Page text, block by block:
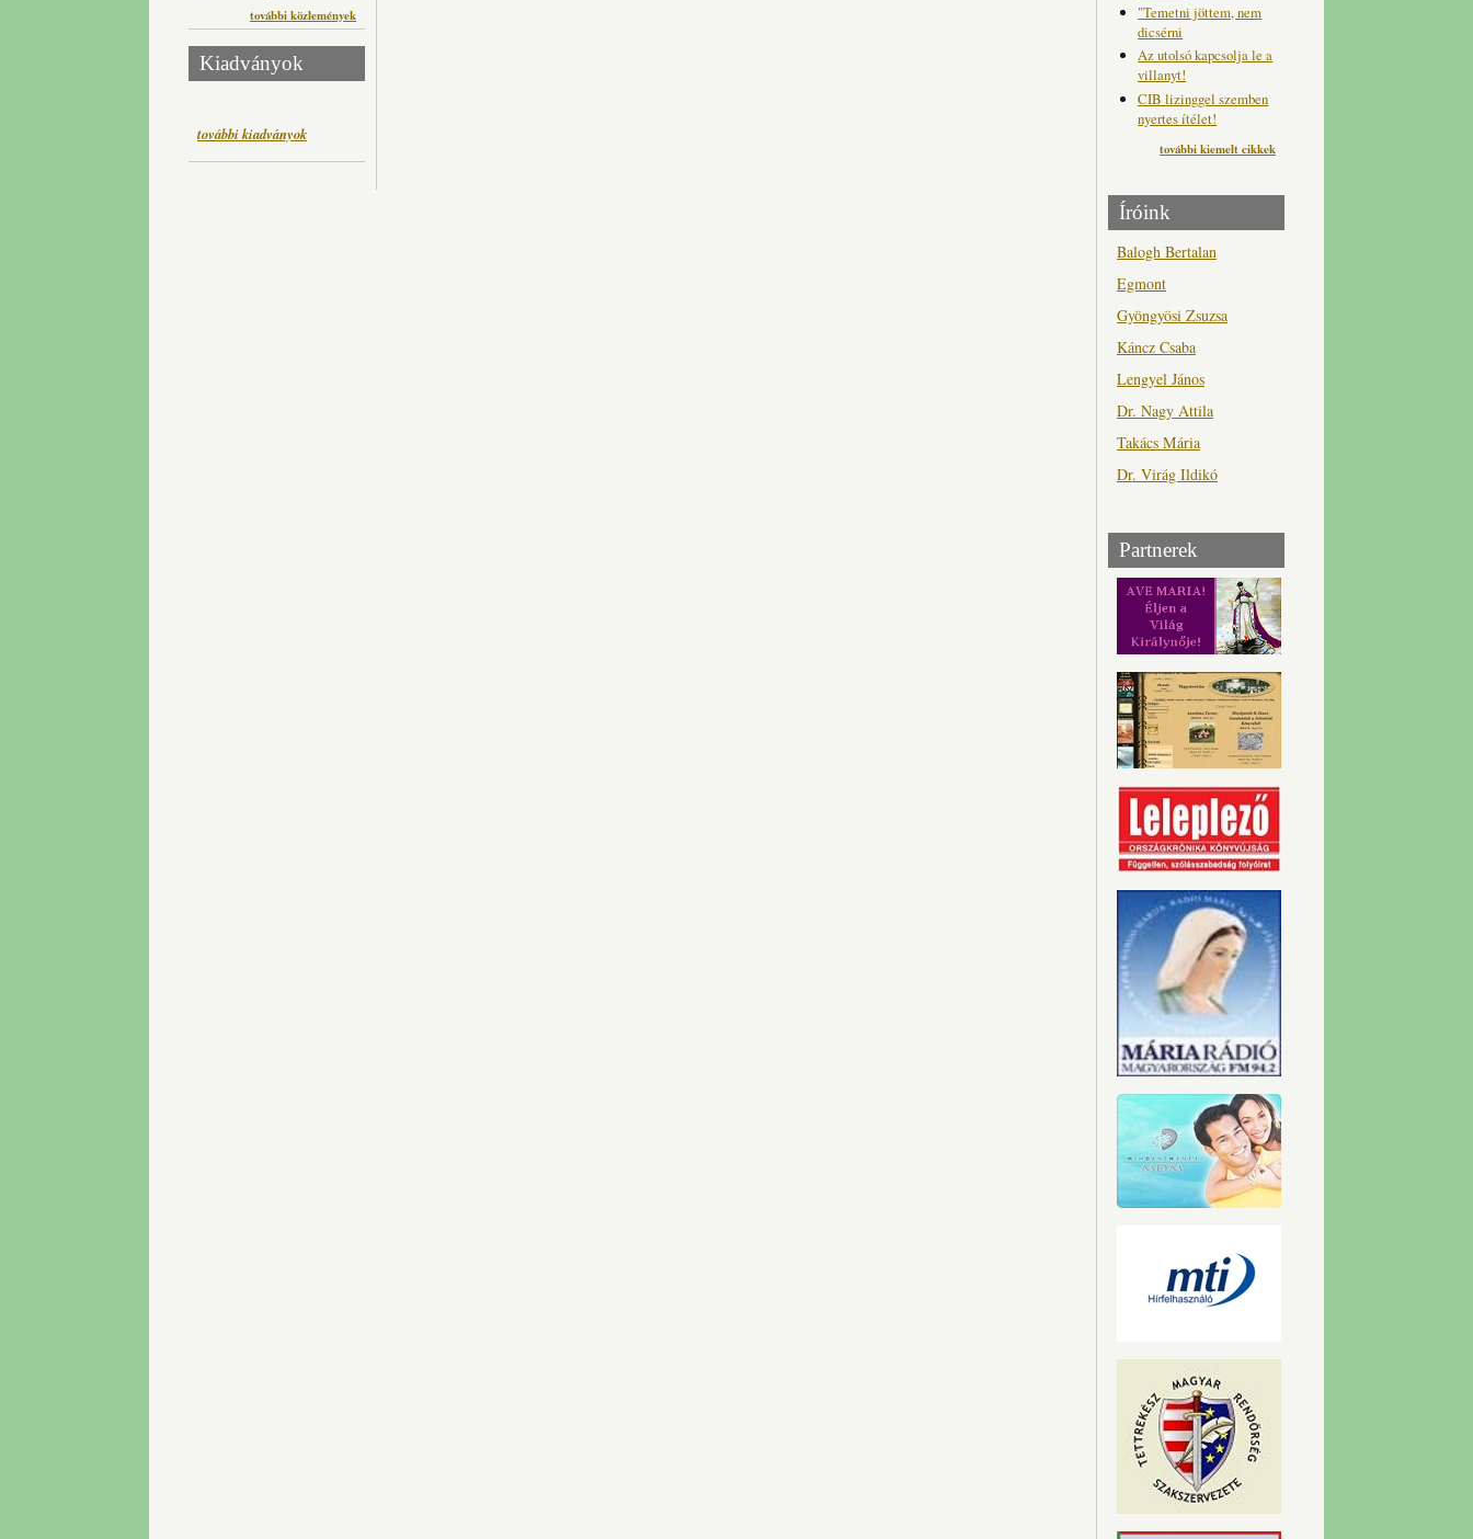
további közlemények
Kiadványok
további kiadványok
"Temetni jöttem, nem
dicsérni
Az utolsó kapcsolja le a
villanyt!
CIB lizinggel szemben
nyertes ítélet!
további kiemelt cikkek
Íróink
Balogh Bertalan
Egmont
Gyöngyösi Zsuzsa
Káncz Csaba
Lengyel János
Dr. Nagy Attila
Takács Mária
Dr. Virág Ildikó
Partnerek